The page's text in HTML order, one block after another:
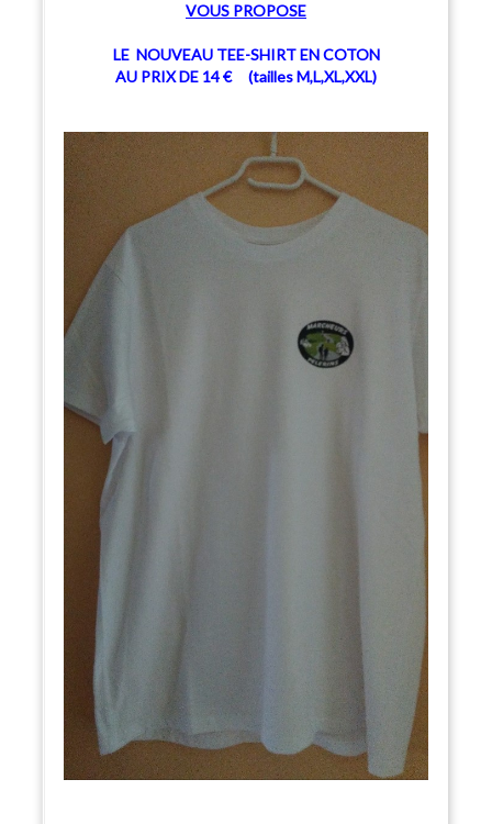
VOUS PROPOSE
LE NOUVEAU TEE-SHIRT EN COTON
AU PRIX DE 14 € (tailles M,L,XL,XXL)